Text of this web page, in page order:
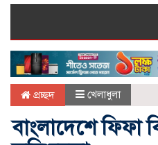
প্রচ্ছদ খেলাধুলা
বাংলাদেশে ফিফা